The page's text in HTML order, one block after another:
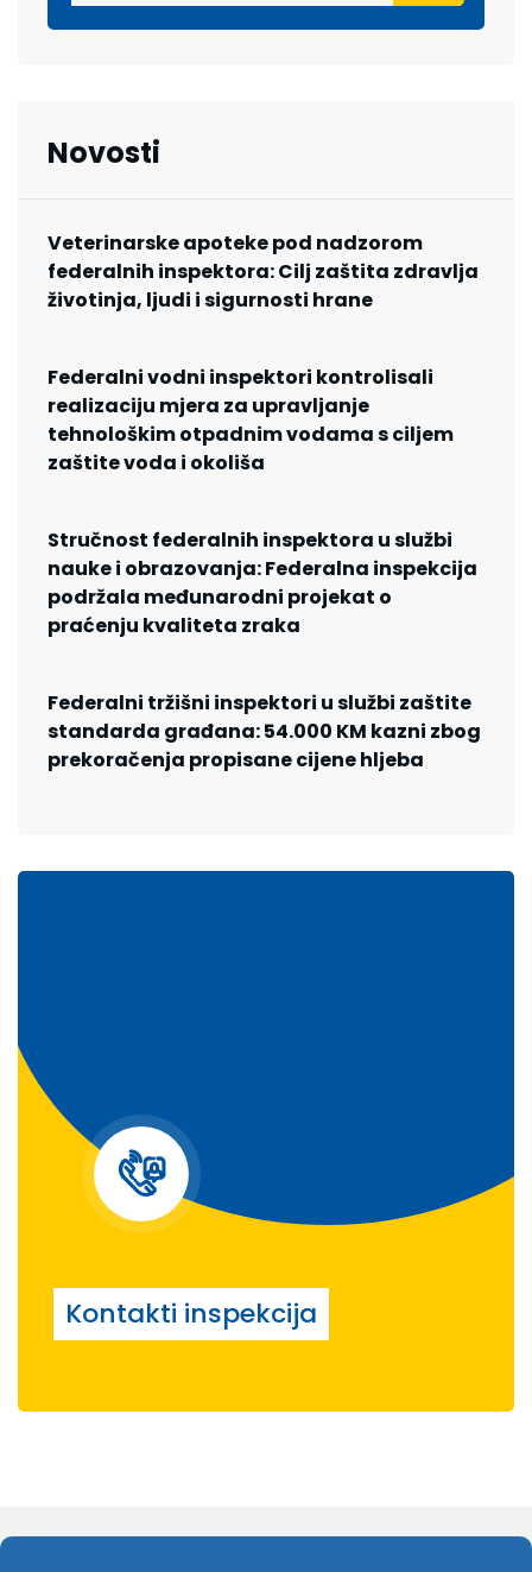
Novosti
Veterinarske apoteke pod nadzorom
federalnih inspektora: Cilj zaštita zdravlja
životinja, ljudi i sigurnosti hrane
Federalni vodni inspektori kontrolisali
realizaciju mjera za upravljanje
tehnološkim otpadnim vodama s ciljem
zaštite voda i okoliša
Stručnost federalnih inspektora u službi
nauke i obrazovanja: Federalna inspekcija
podržala međunarodni projekat o
praćenju kvaliteta zraka
Federalni tržišni inspektori u službi zaštite
standarda građana: 54.000 KM kazni zbog
prekoračenja propisane cijene hljeba
Kontakti inspekcija